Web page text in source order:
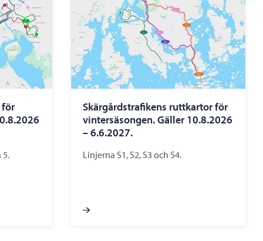
för
5.
Skärgårdstrafikens ruttkartor för
vintersäsongen. Gäller 10.8.2026
– 6.6.2027.
Linjerna S1, S2, S3 och S4.